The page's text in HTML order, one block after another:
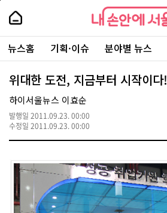
본
로
가
내
손
안
에
서
울
-
서
울
시
대
표
소
포
털
내
손
에
울
주
요
서
뉴스홈 기획·이슈 분야별 뉴스
위대한 도전, 지금부터 시작이다!
하이서울뉴스 이효순
발행일 2011.09.23. 00:00
수정일 2011.09.23. 00:00
페
상
단
로